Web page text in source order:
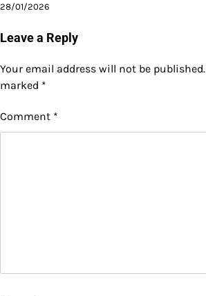
28/01/2026
Leave a Reply
Your email address will not be published.
marked *
Comment *